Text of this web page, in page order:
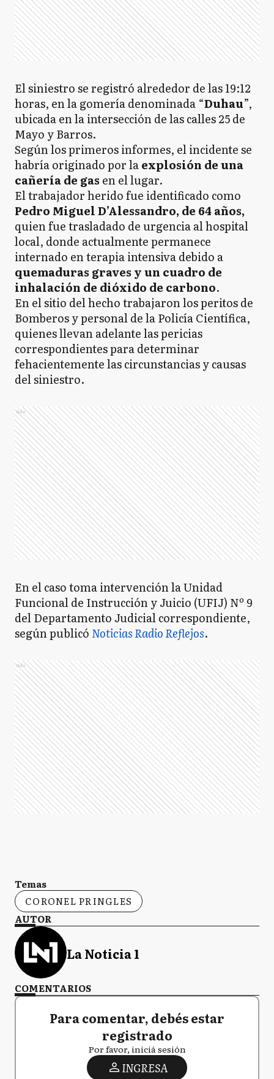
El siniestro se registró alrededor de las 19:12
horas, en la gomería denominada “Duhau”,
ubicada en la intersección de las calles 25 de
Mayo y Barros.
Según los primeros informes, el incidente se
habría originado por laexplosión de una
cañería de gas en el lugar.
El trabajador herido fue identificado como
Pedro Miguel D’Alessandro, de 64 años,
quien fue trasladado de urgencia al hospital
local, donde actualmente permanece
internado en terapia intensiva debido a
quemaduras graves y un cuadro de
inhalación de dióxido de carbono.
En el sitio del hecho trabajaron los peritos de
Bomberos y personal de la Policía Científica,
quienes llevan adelante las pericias
correspondientes para determinar
fehacientemente las circunstancias y causas
del siniestro.
Ads
En el caso toma intervención la Unidad
Funcional de Instrucción y Juicio (UFIJ) Nº 9
del Departamento Judicial correspondiente,
según publicó Noticias Radio Reflejos.
Ads
Temas
CORONEL PRINGLES
AUTOR
La Noticia 1
COMENTARIOS
Para comentar, debés estar
registrado
Por favor, iniciá sesión
INGRESA